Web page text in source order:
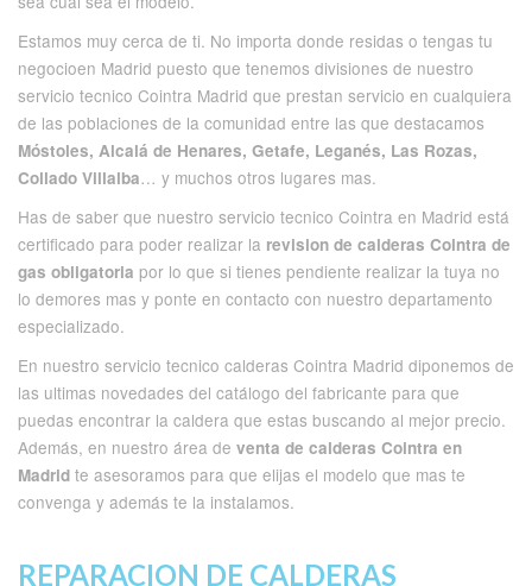
Estamos muy cerca de ti. No importa donde residas o tengas tu
negocioen Madrid puesto que tenemos divisiones de nuestro
servicio tecnico Cointra Madrid que prestan servicio en cualquiera
de las poblaciones de la comunidad entre las que destacamos
Móstoles, Alcalá de Henares, Getafe, Leganés, Las Rozas,
Collado Villalba… y muchos otros lugares mas.
Has de saber que nuestro servicio tecnico Cointra en Madrid está
certificado para poder realizar la revision de calderas Cointra de
gas obligatoria por lo que si tienes pendiente realizar la tuya no
lo demores mas y ponte en contacto con nuestro departamento
especializado.
En nuestro servicio tecnico calderas Cointra Madrid diponemos de
las ultimas novedades del catálogo del fabricante para que
puedas encontrar la caldera que estas buscando al mejor precio.
Además, en nuestro área de venta de calderas Cointra en
Madrid te asesoramos para que elijas el modelo que mas te
convenga y además te la instalamos.
REPARACION DE CALDERAS